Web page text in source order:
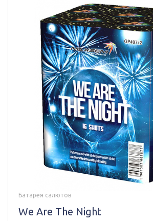
Батарея салютов
We Are The Night